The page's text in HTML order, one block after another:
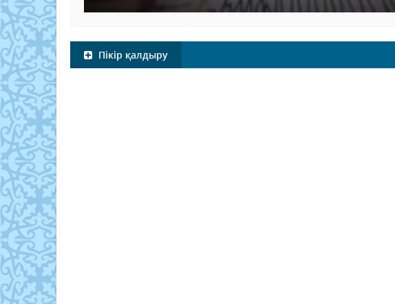
Пікір қалдыру